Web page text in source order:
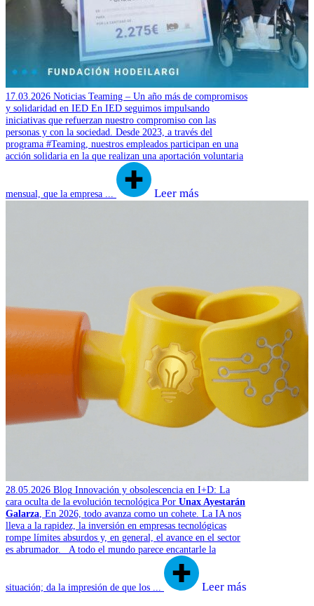
17.03.2026 Noticias Teaming – Un año más de compromisos
y solidaridad en IED En IED seguimos impulsando
iniciativas que refuerzan nuestro compromiso con las
personas y con la sociedad. Desde 2023, a través del
programa #Teaming, nuestros empleados participan en una
acción solidaria en la que realizan una aportación voluntaria
mensual, que la empresa ... Leer más
28.05.2026 Blog Innovación y obsolescencia en I+D: La
cara oculta de la evolución tecnológica Por Unax Ayestarán
Galarza, En 2026, todo avanza como un cohete. La IA nos
lleva a la rapidez, la inversión en empresas tecnológicas
rompe límites absurdos y, en general, el avance en el sector
es abrumador. A todo el mundo parece encantarle la
situación; da la impresión de que los ... Leer más